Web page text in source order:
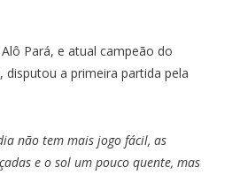
Pará, e atual campeão do
a primeira partida pela
não tem mais jogo fácil, as
e o sol um pouco quente, mas